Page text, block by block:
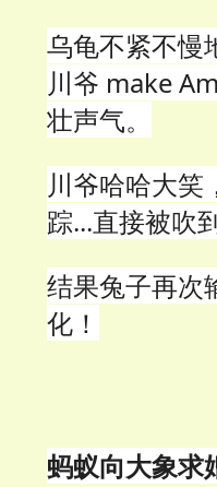
乌龟不紧不慢
川爷 make
壮声气。
川爷哈哈大
踪...直接被吹
结果兔子再次
化！
蚂蚁向大象求